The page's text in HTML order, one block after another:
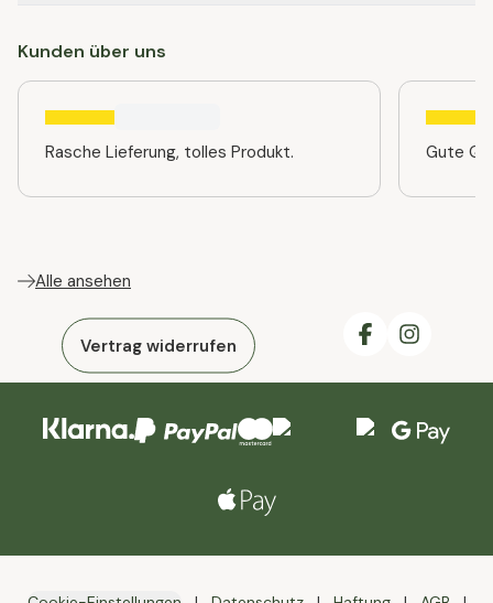
Kunden über uns
Rasche Lieferung, tolles Produkt. Gute
Alle ansehen
Vertrag widerrufen